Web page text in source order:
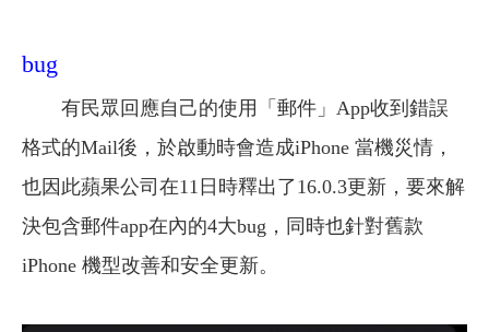
bug
有民眾回應自己的使用「郵件」App收到錯誤
格式的Mail後，於啟動時會造成iPhone 當機災情，
也因此蘋果公司在11日時釋出了16.0.3更新，要來解
決包含郵件app在內的4大bug，同時也針對舊款
iPhone 機型改善和安全更新。